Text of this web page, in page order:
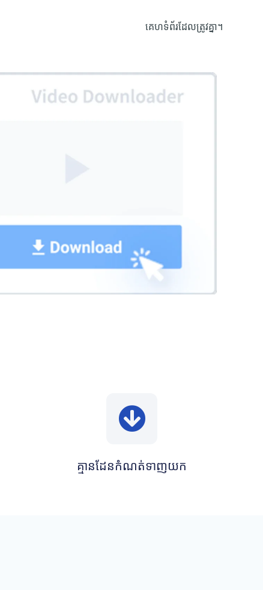
គេហទំព័រដែលត្រូវគ្នា។
គ្មានដែនកំណត់ទាញយក